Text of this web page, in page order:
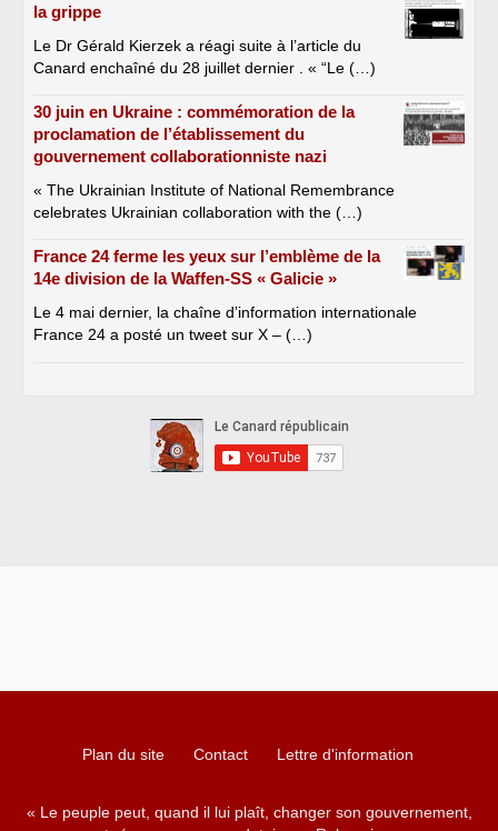
la grippe
Le Dr Gérald Kierzek a réagi suite à l’article du
Canard enchaîné du 28 juillet dernier . « “Le (…)
30 juin en Ukraine : commémoration de la
proclamation de l’établissement du
gouvernement collaborationniste nazi
« The Ukrainian Institute of National Remembrance
celebrates Ukrainian collaboration with the (…)
France 24 ferme les yeux sur l’emblème de la
14e division de la Waffen-SS « Galicie »
Le 4 mai dernier, la chaîne d’information internationale
France 24 a posté un tweet sur X – (…)
Plan du site Contact Lettre d'information
« Le peuple peut, quand il lui plaît, changer son gouvernement,